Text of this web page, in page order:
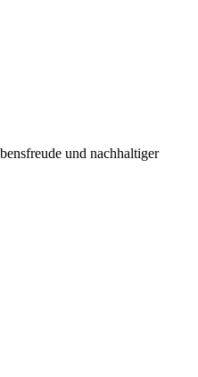
und nachhaltiger